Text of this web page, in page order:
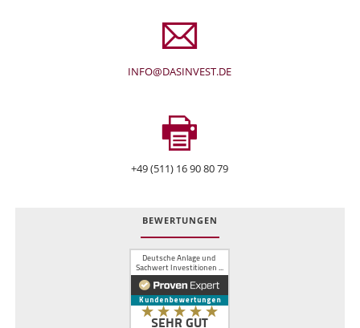
INFO@DASINVEST.DE
+49 (511) 16 90 80 79
BEWERTUNGEN